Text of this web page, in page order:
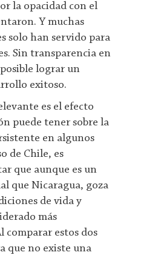
la opacidad con el
Y muchas
solo han servido para
Sin transparencia en
lograr un
exitoso.
es el efecto
puede tener sobre la
en algunos
de Chile, es
que aunque es un
que Nicaragua, goza
de vida y
más
comparar estos dos
que no existe una